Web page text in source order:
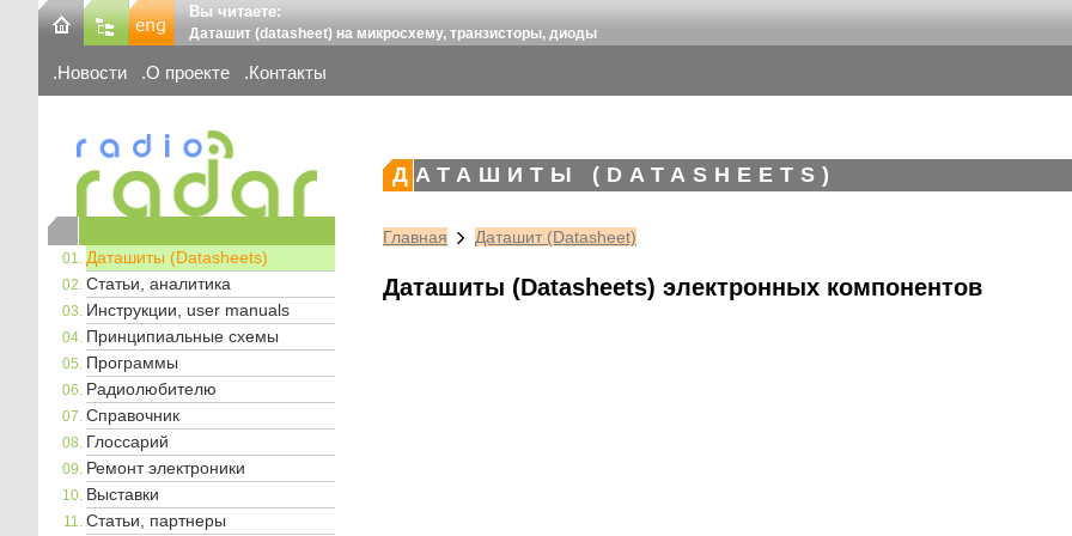
Вы читаете:
Даташит (datasheet) на микросхему, транзисторы, диоды
Новости О проекте Контакты
Даташиты (Datasheets)
Статьи, аналитика
Инструкции, user manuals
Принципиальные схемы
Программы
Радиолюбителю
Справочник
Глоссарий
Ремонт электроники
Выставки
Статьи, партнеры
ДАТАШИТЫ (DATASHEETS)
Главная Даташит (Datasheet)
Даташиты (Datasheets) электронных компонентов